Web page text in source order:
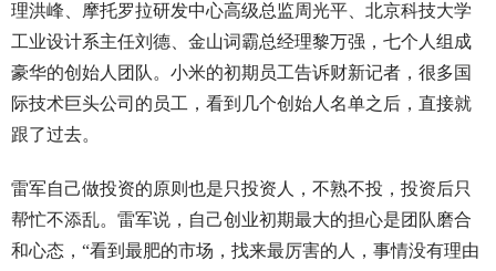
理洪峰、摩托罗拉研发中心高级总监周光平、北京科技大学
工业设计系主任刘德、金山词霸总经理黎万强，七个人组成
豪华的创始人团队。小米的初期员工告诉财新记者，很多国
际技术巨头公司的员工，看到几个创始人名单之后，直接就
跟了过去。
雷军自己做投资的原则也是只投资人，不熟不投，投资后只
帮忙不添乱。雷军说，自己创业初期最大的担心是团队磨合
和心态，“看到最肥的市场，找来最厉害的人，事情没有理由